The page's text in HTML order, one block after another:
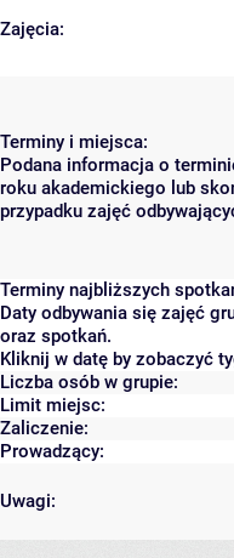
Zajęcia:
Terminy i miejsca:
Podana informacja o
roku akademickiego lub
przypadku zajęć
Terminy najbliższych
Daty odbywania się zajęć
oraz spotkań.
Kliknij w datę by zobaczyć
Liczba osób w grupie:
Limit miejsc:
Zaliczenie:
Prowadzący:
Uwagi: